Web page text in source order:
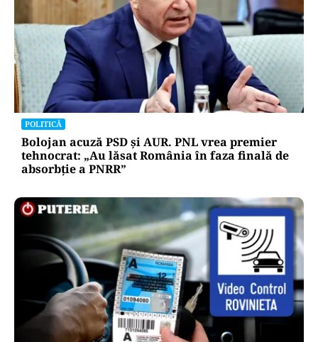
POLITICĂ
Tovarășa Șoșoacă: denunțată penal pentru
trădare și comunicarea de informații false